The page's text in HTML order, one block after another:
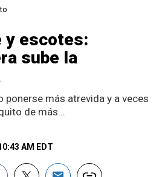
y escotes:
sube la
ponerse más atrevida y a veces
de más...
AM EDT